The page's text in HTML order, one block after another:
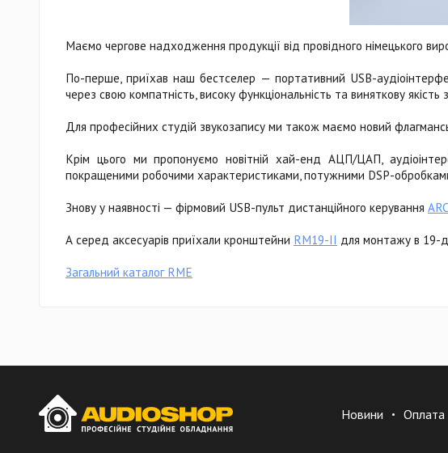
Маємо чергове надходження продукції від провідного німецького
По-перше, приїхав наш бестселер — портативний USB-
через свою компатність, високу функціональність та виняткову якість
Для професійних студій звукозапису ми також маємо новий
Крім цього ми пропонуємо новітній хай-енд АЦП/ЦАП,
покращеними робочими характеристиками, потужними DSP-
Знову у наявності — фірмовий USB-пульт дистанційного керування
А серед аксесуарів приїхали кронштейни RM19-II для монтажу в 19-
Загальний каталог RME
Новини Оплата